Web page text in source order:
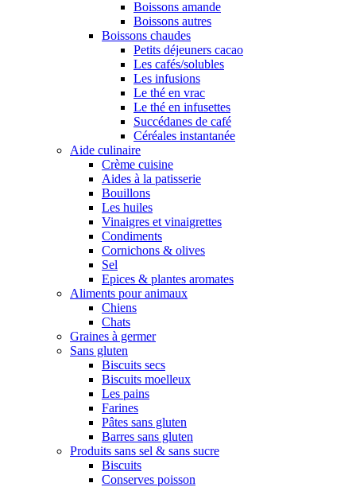
Boissons amande
Boissons autres
Boissons chaudes
Petits déjeuners cacao
Les cafés/solubles
Les infusions
Le thé en vrac
Le thé en infusettes
Succédanes de café
Céréales instantanée
Aide culinaire
Crème cuisine
Aides à la patisserie
Bouillons
Les huiles
Vinaigres et vinaigrettes
Condiments
Cornichons & olives
Sel
Epices & plantes aromates
Aliments pour animaux
Chiens
Chats
Graines à germer
Sans gluten
Biscuits secs
Biscuits moelleux
Les pains
Farines
Pâtes sans gluten
Barres sans gluten
Produits sans sel & sans sucre
Biscuits
Conserves poisson